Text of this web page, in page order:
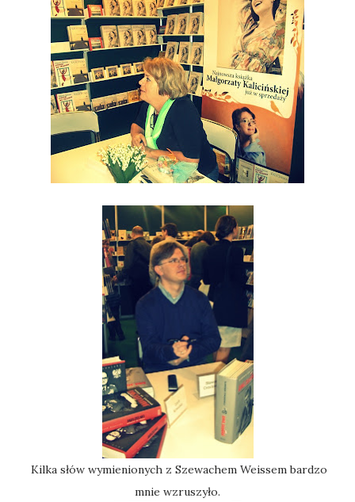
Kilka słów wymienionych z Szewachem Weissem bardzo
mnie wzruszyło.